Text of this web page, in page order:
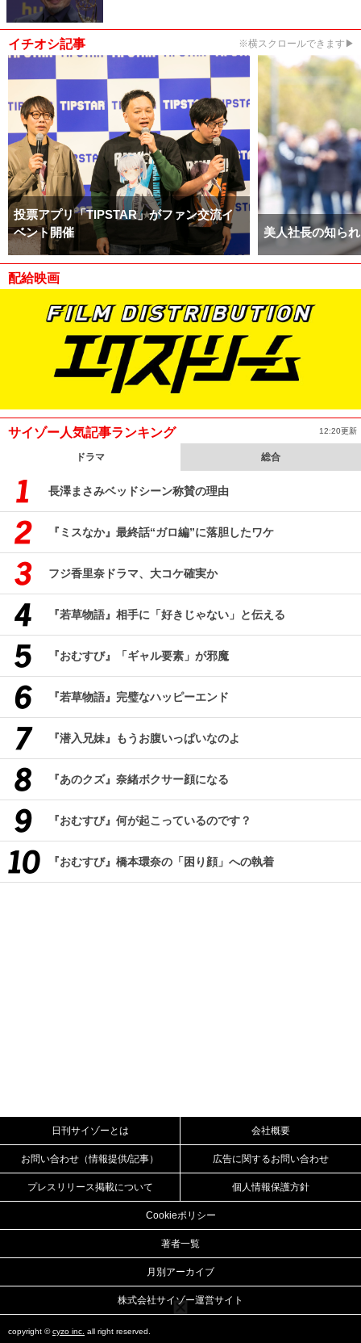
イチオシ記事 ※横スクロールできます▶
投票アプリ「TIPSTAR」がファン交流イ
ベント開催
美人社長の知ら
配給映画
サイゾー人気記事ランキング 12:20更新
ドラマ 総合
長澤まさみベッドシーン称賛の理由
『ミスなか』最終話“ガロ編”に落胆したワケ
フジ香里奈ドラマ、大コケ確実か
『若草物語』相手に「好きじゃない」と伝える
『おむすび』「ギャル要素」が邪魔
『若草物語』完璧なハッピーエンド
『潜入兄妹』もうお腹いっぱいなのよ
『あのクズ』奈緒ボクサー顔になる
『おむすび』何が起こっているのです？
『おむすび』橋本環奈の「困り顔」への執着
日刊サイゾーとは 会社概要
お問い合わせ（情報提供/記事） 広告に関するお問い合わせ
プレスリリース掲載について 個人情報保護方針
Cookieポリシー
著者一覧
月別アーカイブ
株式会社サイゾー運営サイト
copyright ©cyzo inc. all right reserved.